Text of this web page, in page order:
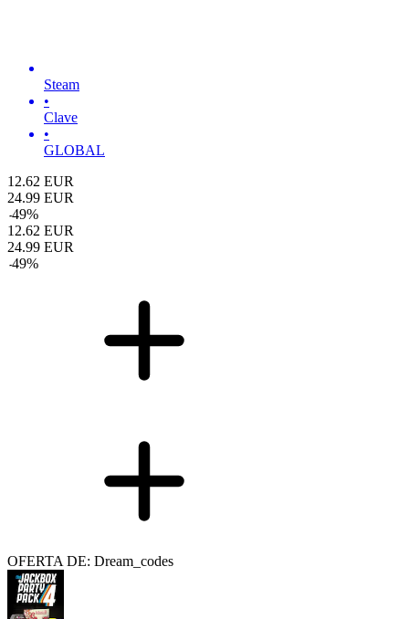
Steam
•
Clave
•
GLOBAL
12.62 EUR
24.99 EUR
-49%
12.62 EUR
24.99 EUR
-49%
OFERTA DE: Dream_codes